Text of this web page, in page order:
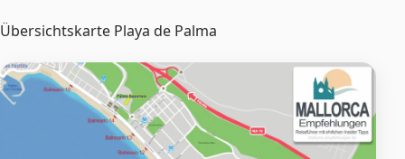
Übersichtskarte Playa de Palma